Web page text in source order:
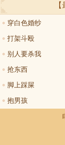
穿白色婚纱
打架斗殴
别人要杀我
抢东西
脚上踩屎
抱男孩